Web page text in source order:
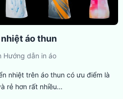
áo thun
Hướng dẫn in áo
nhiệt trên áo thun có ưu điểm là
rẻ hơn rất nhiều…